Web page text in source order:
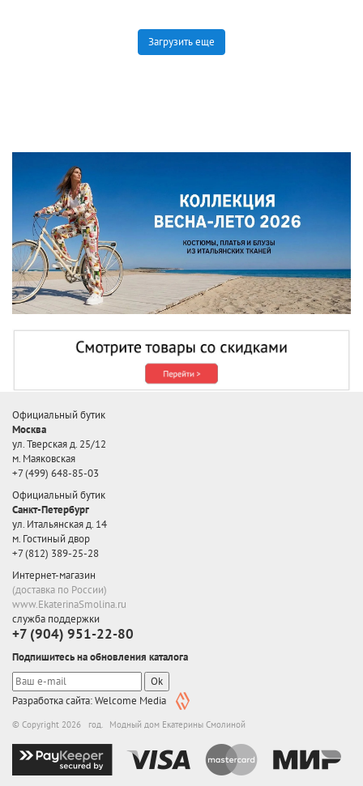
Загрузить еще
Официальный бутик
Москва
ул. Тверская д. 25/12
м. Маяковская
+7 (499) 648-85-03
Официальный бутик
Санкт-Петербург
ул. Итальянская д. 14
м. Гостиный двор
+7 (812) 389-25-28
Интернет-магазин
(доставка по России)
www.EkaterinaSmolina.ru
служба поддержки
+7 (904) 951-22-80
Подпишитесь на обновления каталога
Ok
Разработка сайта: Welcome Media
© Copyright 2026 год. Модный дом Екатерины Смолиной